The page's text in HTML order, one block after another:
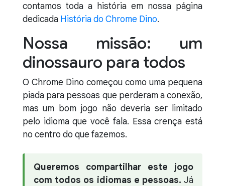
contamos toda a história em nossa página
dedicada História do Chrome Dino.
Nossa missão: um
dinossauro para todos
O Chrome Dino começou como uma pequena
piada para pessoas que perderam a conexão,
mas um bom jogo não deveria ser limitado
pelo idioma que você fala. Essa crença está
no centro do que fazemos.
Queremos compartilhar este jogo
com todos os idiomas e pessoas. Já